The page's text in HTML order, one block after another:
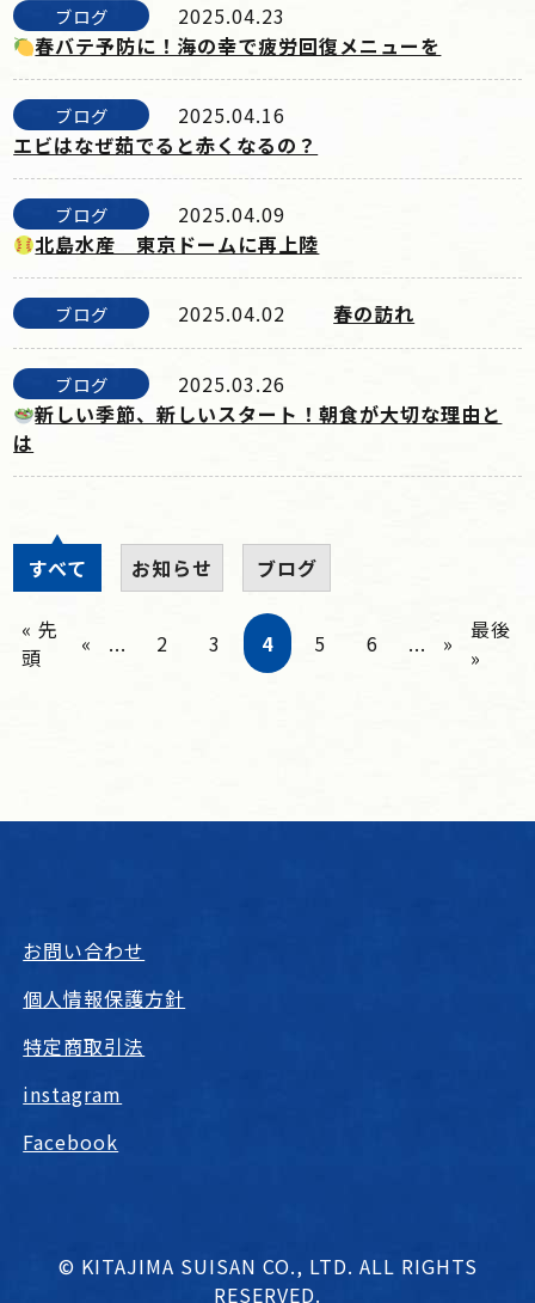
ブログ
2025.04.23
春バテ予防に！海の幸で疲労回復メニューを
ブログ
2025.04.16
エビはなぜ茹でると赤くなるの？
ブログ
2025.04.09
北島水産 東京ドームに再上陸
ブログ 2025.04.02 春の訪れ
ブログ
2025.03.26
新しい季節、新しいスタート！朝食が大切な理由と
は
すべて お知らせ ブログ
« 先
頭
« ... 2 3 4 5 6 ... »
最後
»
お問い合わせ
個人情報保護方針
特定商取引法
instagram
Facebook
© KITAJIMA SUISAN CO., LTD. ALL RIGHTS
RESERVED.